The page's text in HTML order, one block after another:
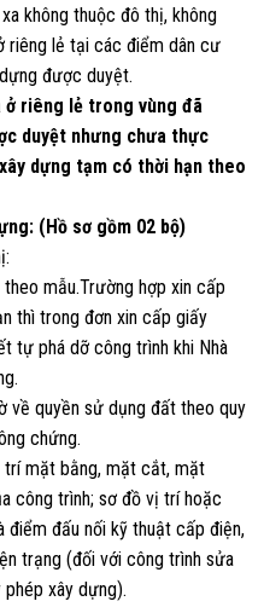
không thuộc đô thị, không
riêng lẻ tại các điểm dân cư
được duyệt.
ở riêng lẻ trong vùng đã
duyệt nhưng chưa thực
dựng tạm có thời hạn theo
(Hồ sơ gồm 02 bộ)
mẫu.Trường hợp xin cấp
thì trong đơn xin cấp giấy
tự phá dỡ công trình khi Nhà
về quyền sử dụng đất theo quy
chứng.
mặt bằng, mặt cắt, mặt
công trình; sơ đồ vị trí hoặc
điểm đấu nối kỹ thuật cấp điện,
trạng (đối với công trình sửa
xây dựng).